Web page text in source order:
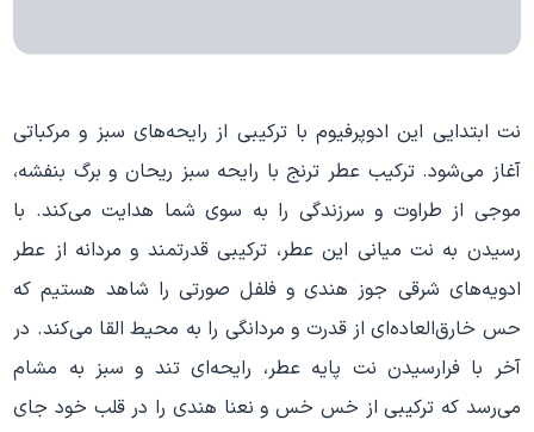
نت ابتدایی این ادوپرفیوم با ترکیبی از رایحه‌های سبز و مرکباتی
آغاز می‌شود. ترکیب عطر ترنج با رایحه سبز ریحان و برگ بنفشه،
موجی از طراوت و سرزندگی را به سوی شما هدایت می‌کند. با
رسیدن به نت میانی این عطر، ترکیبی قدرتمند و مردانه از عطر
ادویه‌های شرقی جوز هندی و فلفل صورتی را شاهد هستیم که
حس خارق‌العاده‌ای از قدرت و مردانگی را به محیط القا می‌کند. در
آخر با فرارسیدن نت پایه عطر، رایحه‌ای تند و سبز به مشام
می‌رسد که ترکیبی از خس خس و نعنا هندی را در قلب خود جای